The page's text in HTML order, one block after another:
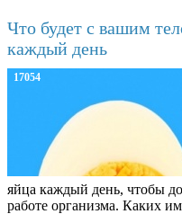
Что будет с вашим
каждый день
17054
яйца каждый день, чтобы
работе организма. Каких